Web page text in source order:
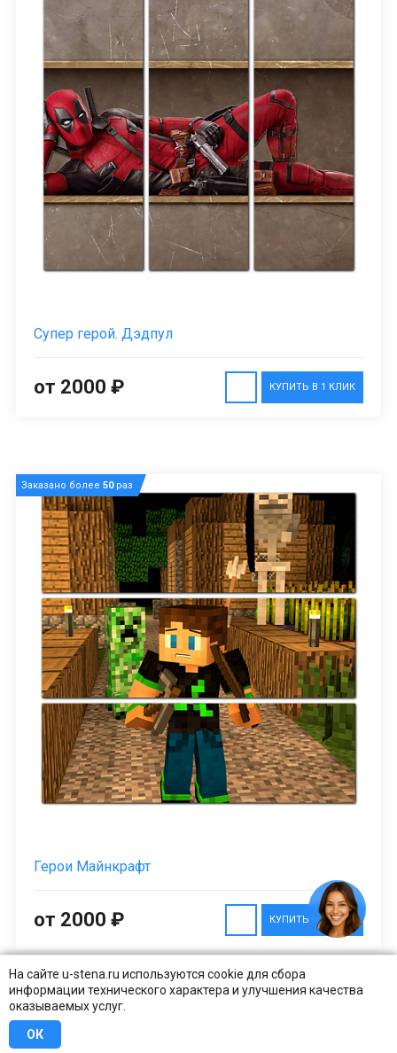
На сайте u-stena.ru используются cookie для сбора
информации технического характера и улучшения качества
оказываемых услуг.
ОК
Супер герой. Дэдпул
КУПИТЬ В 1 КЛИК
от 2000 ₽
Заказано более 50раз
Герои Майнкрафт
КУПИТЬ В 1 КЛИК
от 2000 ₽
Заказано более